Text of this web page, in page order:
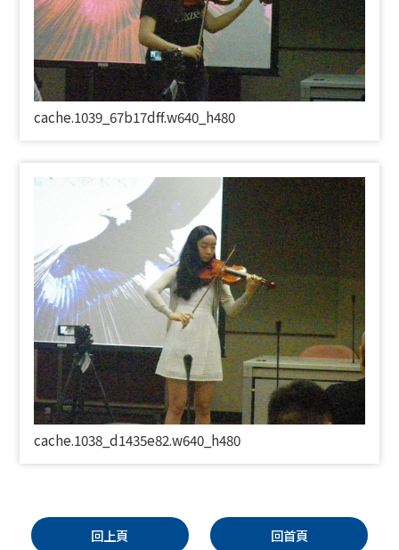
cache.1039_67b17dff.w640_h480
cache.1038_d1435e82.w640_h480
回上頁 回首頁